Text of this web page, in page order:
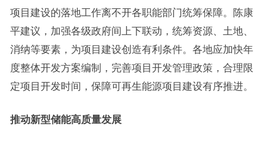
项目建设的落地工作离不开各职能部门统筹保障。陈康
平建议，加强各级政府间上下联动，统筹资源、土地、
消纳等要素，为项目建设创造有利条件。各地应加快年
度整体开发方案编制，完善项目开发管理政策，合理限
定项目开发时间，保障可再生能源项目建设有序推进。
推动新型储能高质量发展